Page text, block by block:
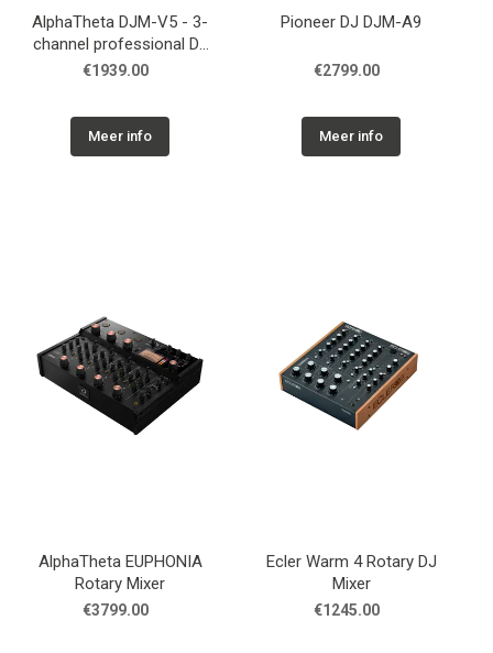
AlphaTheta DJM-V5 - 3-
channel professional DJ
mixer
€1939.00
Meer info
Pioneer DJ DJM-A9
€2799.00
Meer info
AlphaTheta EUPHONIA
Rotary Mixer
€3799.00
Ecler Warm 4 Rotary DJ
Mixer
€1245.00